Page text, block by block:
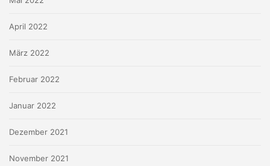
April 2022
März 2022
Februar 2022
Januar 2022
Dezember 2021
November 2021